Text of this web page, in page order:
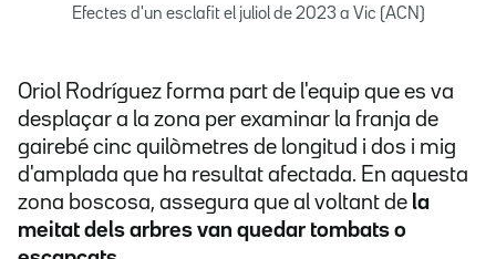
Efectes d'un esclafit el juliol de 2023 a Vic (ACN)
Oriol Rodríguez forma part de l'equip que es va
desplaçar a la zona per examinar la franja de
gairebé cinc quilòmetres de longitud i dos i mig
d'amplada que ha resultat afectada. En aquesta
zona boscosa, assegura que al voltant de la
meitat dels arbres van quedar tombats o